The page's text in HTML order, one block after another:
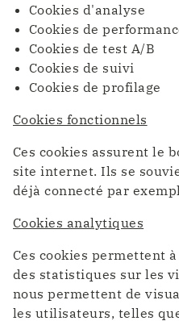
Cookies d'analyse
Cookies de
Cookies de test A/B
Cookies de suivi
Cookies de profilage
Cookies fonctionnels
Ces cookies assurent le
site internet. Ils se
déjà connecté par
Cookies analytiques
Ces cookies permettent
des statistiques sur les
nous permettent de
les utilisateurs, telles